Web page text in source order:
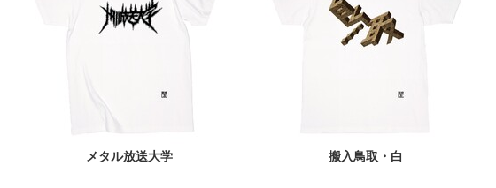
メタル放送大学 搬入鳥取・白